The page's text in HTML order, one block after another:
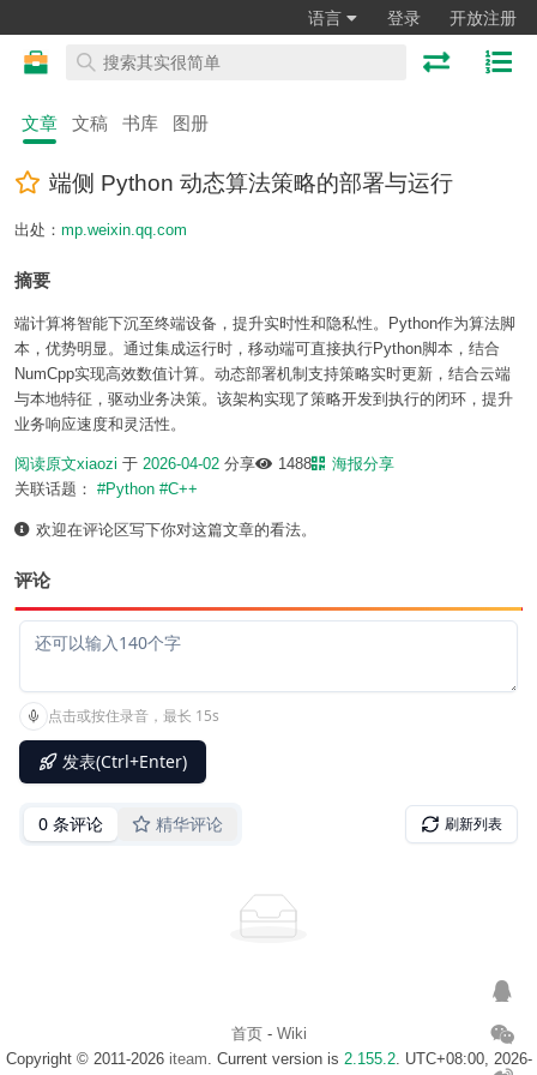
语言 登录 开放注册
文章 文稿 书库 图册
端侧 Python 动态算法策略的部署与运行
出处： mp.weixin.qq.com
摘要
端计算将智能下沉至终端设备，提升实时性和隐私性。Python作为算法脚
本，优势明显。通过集成运行时，移动端可直接执行Python脚本，结合
NumCpp实现高效数值计算。动态部署机制支持策略实时更新，结合云端
与本地特征，驱动业务决策。该架构实现了策略开发到执行的闭环，提升
业务响应速度和灵活性。
阅读原文xiaozi 于 2026-04-02 分享 1488
海报分享
关联话题： #Python #C++
欢迎在评论区写下你对这篇文章的看法。
评论
首页- Wiki
Copyright © 2011-2026 iteam. Current version is 2.155.2. UTC+08:00, 2026-